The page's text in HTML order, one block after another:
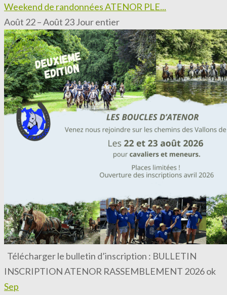
Weekend de randonnées ATENOR PLE...
Août 22 – Août 23Jour entier
Télécharger le bulletin d’inscription : BULLETIN
INSCRIPTION ATENOR RASSEMBLEMENT 2026 ok
Sep